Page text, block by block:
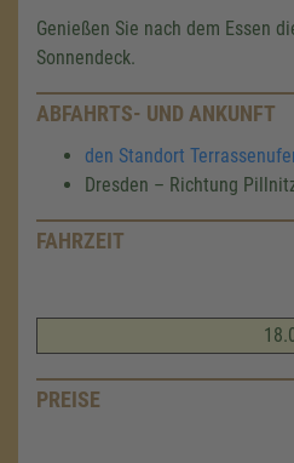
Genießen Sie nach dem Essen
Sonnendeck.
ABFAHRTS- UND ANKUNFT
den Standort
Dresden – Richtung
FAHRZEIT
PREISE